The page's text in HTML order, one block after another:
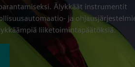
Älykkäät instrumentit
ja
liiketoimintapäätöksiä.